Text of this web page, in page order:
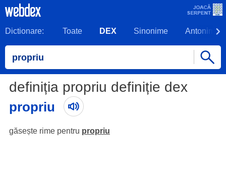
Dictionare: Toate DEX Sinonime Antonime
definiția propriu definiție dex
propriu
găsește rime pentru propriu